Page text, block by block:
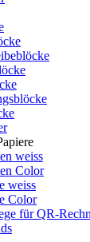
weiss
Color
weiss
Color
für QR-